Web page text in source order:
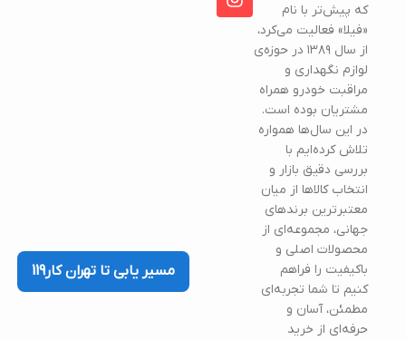
که پیش‌تر با نام
«فیلا» فعالیت می‌کرد،
از سال ۱۳۸۹ در حوزه‌ی
لوازم نگهداری و
مراقبت خودرو همراه
مشتریان بوده است.
در این سال‌ها همواره
تلاش کرده‌ایم با
بررسی دقیق بازار و
انتخاب کالاها از میان
معتبرترین برندهای
جهانی، مجموعه‌ای از
محصولات اصلی و
باکیفیت را فراهم
کنیم تا شما تجربه‌ای
مطمئن، آسان و
حرفه‌ای از خرید
مسیر یابی تا تهران کار119